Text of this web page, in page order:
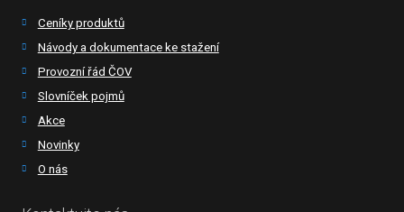
Ceníky produktů
Návody a dokumentace ke stažení
Provozní řád ČOV
Slovníček pojmů
Akce
Novinky
O nás